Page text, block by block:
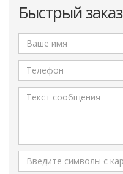
Быстрый заказ